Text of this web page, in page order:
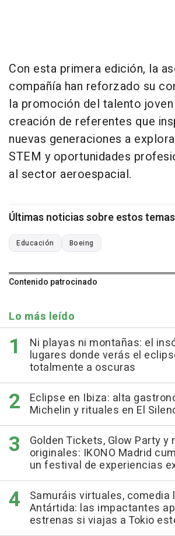
Con esta primera edición, la
compañía han reforzado su
la promoción del talento
creación de referentes que
nuevas generaciones a
STEM y oportunidades
al sector aeroespacial.
Últimas noticias sobre estos temas
Educación Boeing
Contenido patrocinado
Lo más leído
Ni playas ni montañas: el
lugares donde verás el
totalmente a oscuras
Eclipse en Ibiza: alta
Michelin y rituales en El
Golden Tickets, Glow Party y
originales: IKONO Madrid
un festival de experiencias
Samuráis virtuales, comedia
Antártida: las impactantes
estrenas si viajas a Tokio